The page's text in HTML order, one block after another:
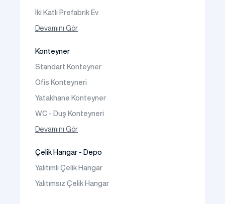
İki Katlı Prefabrik Ev
Tek Katlı Prefabrik Villa
Devamını Gör
Konteyner
Standart Konteyner
Ofis Konteyneri
Yatakhane Konteyner
WC - Duş Konteyneri
Konteyner Ev
Devamını Gör
Çelik Hangar - Depo
Yalıtımlı Çelik Hangar
Yalıtımsız Çelik Hangar